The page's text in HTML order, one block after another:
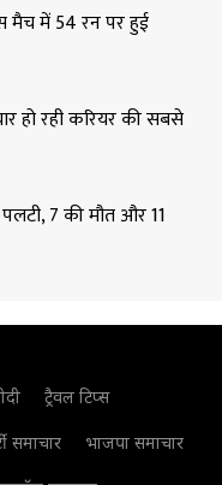
मैच में 54 रन पर हुई
हो रही करियर की सबसे
7 की मौत और 11
ट्रैवल टिप्स
समाचार
भाजपा समाचार